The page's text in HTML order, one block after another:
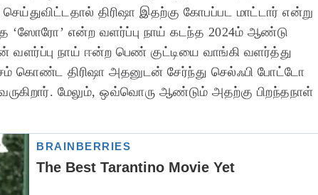
திரிஷா இதற்கு கோபப்பட மாட்டார் என்று
‘ஸோரோ’ என்ற வளர்ப்பு நாய் கடந்த 2024ம் ஆண்டு
வளர்ப்பு நாய் ஈன்ற பெண் குட்டியை வாங்கி வளர்த்து
கொண்ட திரிஷா அதனுடன் சேர்ந்து செல்ஃபி போட்டோ
வருகிறார். மேலும், ஒவ்வொரு ஆண்டும் அதற்கு பிறந்தநாள்